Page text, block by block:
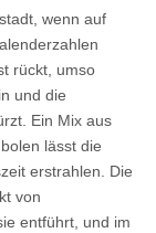
wenn auf
rückt, umso
und die
Ein Mix aus
lässt die
erstrahlen. Die
von
entführt, und im